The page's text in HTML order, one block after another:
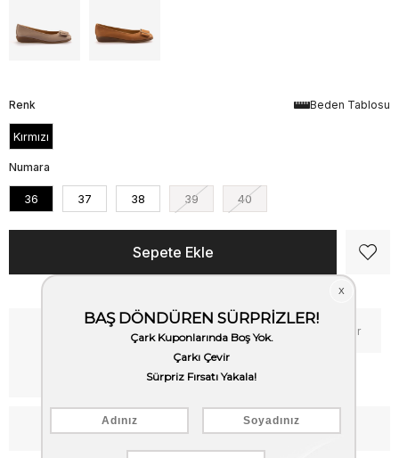
Beden Tablosu
Renk
Kırmızı
Numara
36 37 38 39 40
Kritik Stok Fiyat Düşünce Haber Ver
Kargo Bedava
WhatsApp’tan Bilgi Al